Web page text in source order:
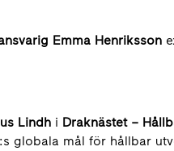
Emma Henriksson
Lindh i Draknästet –
globala mål för hållbar